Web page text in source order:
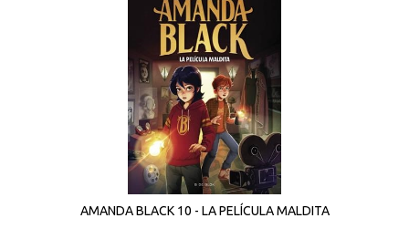
AMANDA BLACK 10 - LA PELÍCULA MALDITA